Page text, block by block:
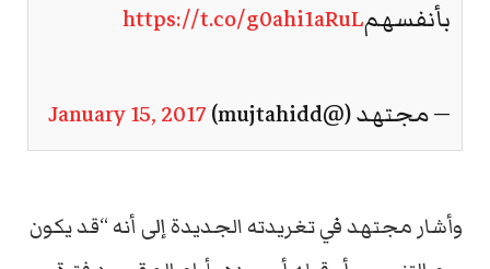
بأنفسهمhttps://t.co/g0ahi1aRuL
— مجتهد (@mujtahidd) January 15, 2017
وأشار مجتهد في تغريدته الجديدة إلى أنه “قد يكون